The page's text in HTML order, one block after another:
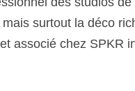
surtout la déco
associé chez SPKR